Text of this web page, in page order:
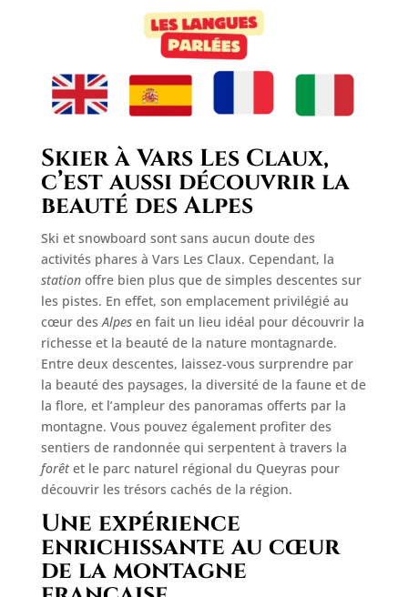
Skier à Vars Les Claux,
c’est aussi découvrir la
beauté des Alpes
Ski et snowboard sont sans aucun doute des
activités phares à Vars Les Claux. Cependant, la
stationoffre bien plus que de simples descentes sur
les pistes. En effet, son emplacement privilégié au
cœur desAlpesen fait un lieu idéal pour découvrir la
richesse et la beauté de la nature montagnarde.
Entre deux descentes, laissez-vous surprendre par
la beauté des paysages, la diversité de la faune et de
la flore, et l’ampleur des panoramas offerts par la
montagne. Vous pouvez également profiter des
sentiers de randonnée qui serpentent à travers la
forêtet le parc naturel régional du Queyras pour
découvrir les trésors cachés de la région.
Une expérience
enrichissante au cœur
de la montagne